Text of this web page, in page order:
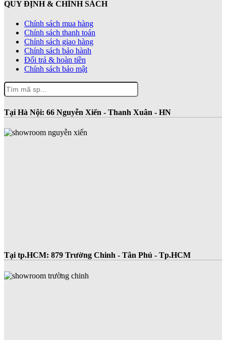
QUY ĐỊNH & CHÍNH SÁCH
Chính sách mua hàng
Chính sách thanh toán
Chính sách giao hàng
Chính sách bảo hành
Đổi trả & hoàn tiền
Chính sách bảo mật
Tại Hà Nội: 66 Nguyễn Xiển - Thanh Xuân - HN
Tại tp.HCM: 879 Trường Chinh - Tân Phú - Tp.HCM